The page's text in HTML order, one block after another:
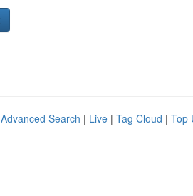
Advanced Search | Live | Tag Cloud | Top